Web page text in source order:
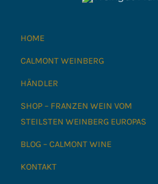
HOME
CALMONT WEINBERG
HÄNDLER
SHOP – FRANZEN WEIN VOM
STEILSTEN WEINBERG EUROPAS
BLOG – CALMONT WINE
KONTAKT